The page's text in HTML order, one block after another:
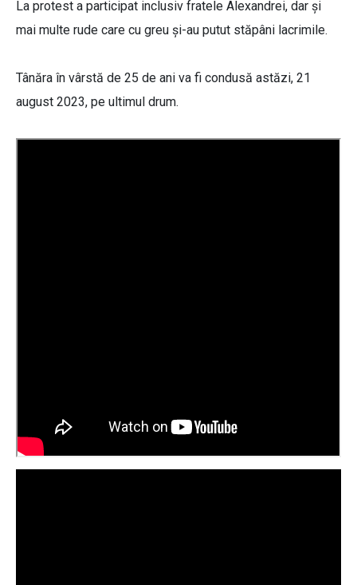
La protest a participat inclusiv fratele Alexandrei, dar și
mai multe rude care cu greu și-au putut stăpâni lacrimile.
Tânăra în vârstă de 25 de ani va fi condusă astăzi, 21
august 2023, pe ultimul drum.